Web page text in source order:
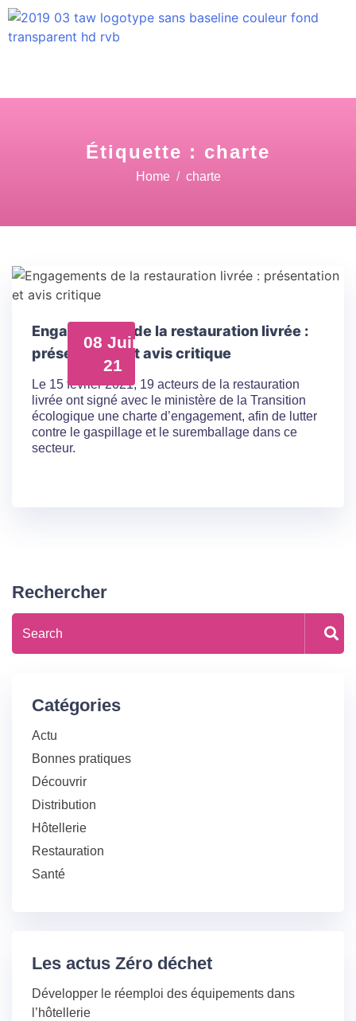
Étiquette : charte
Home charte
08 Juin
21
Engagements de la restauration livrée :
présentation et avis critique
Le 15 février 2021, 19 acteurs de la restauration
livrée ont signé avec le ministère de la Transition
écologique une charte d’engagement, afin de lutter
contre le gaspillage et le suremballage dans ce
secteur.
Rechercher
Catégories
Actu
Bonnes pratiques
Découvrir
Distribution
Hôtellerie
Restauration
Santé
Les actus Zéro déchet
Développer le réemploi des équipements dans
l’hôtellerie